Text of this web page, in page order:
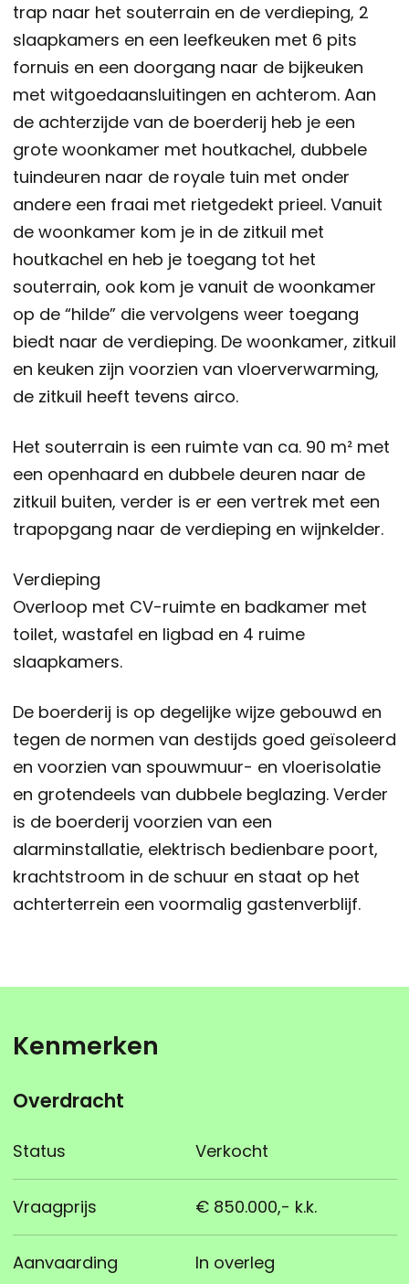
trap naar het souterrain en de verdieping, 2
slaapkamers en een leefkeuken met 6 pits
fornuis en een doorgang naar de bijkeuken
met witgoedaansluitingen en achterom. Aan
de achterzijde van de boerderij heb je een
grote woonkamer met houtkachel, dubbele
tuindeuren naar de royale tuin met onder
andere een fraai met rietgedekt prieel. Vanuit
de woonkamer kom je in de zitkuil met
houtkachel en heb je toegang tot het
souterrain, ook kom je vanuit de woonkamer
op de “hilde” die vervolgens weer toegang
biedt naar de verdieping. De woonkamer, zitkuil
en keuken zijn voorzien van vloerverwarming,
de zitkuil heeft tevens airco.
Het souterrain is een ruimte van ca. 90 m² met
een openhaard en dubbele deuren naar de
zitkuil buiten, verder is er een vertrek met een
trapopgang naar de verdieping en wijnkelder.
Verdieping
Overloop met CV-ruimte en badkamer met
toilet, wastafel en ligbad en 4 ruime
slaapkamers.
De boerderij is op degelijke wijze gebouwd en
tegen de normen van destijds goed geïsoleerd
en voorzien van spouwmuur- en vloerisolatie
en grotendeels van dubbele beglazing. Verder
is de boerderij voorzien van een
alarminstallatie, elektrisch bedienbare poort,
krachtstroom in de schuur en staat op het
achterterrein een voormalig gastenverblijf.
Kenmerken
Overdracht
Status Verkocht
Vraagprijs € 850.000,- k.k.
Aanvaarding In overleg